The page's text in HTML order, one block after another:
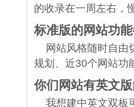
的收录在一周左右，
标准版的网站功
网站风格随时自由
规划、近30个网站功
你们网站有英文
我想建中英文双板